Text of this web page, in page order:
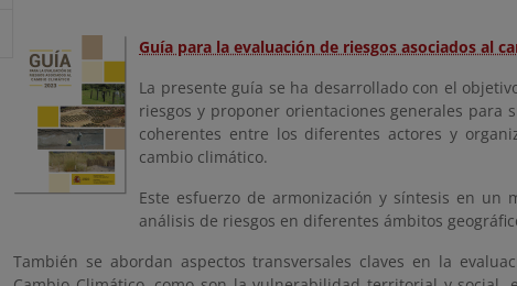
Guía para la evaluación de riesgos asociados al
La presente guía se ha desarrollado con el
riesgos y proponer orientaciones generales
coherentes entre los diferentes actores y
cambio climático.
Este esfuerzo de armonización y síntesis en
análisis de riesgos en diferentes ámbitos
También se abordan aspectos transversales claves en la